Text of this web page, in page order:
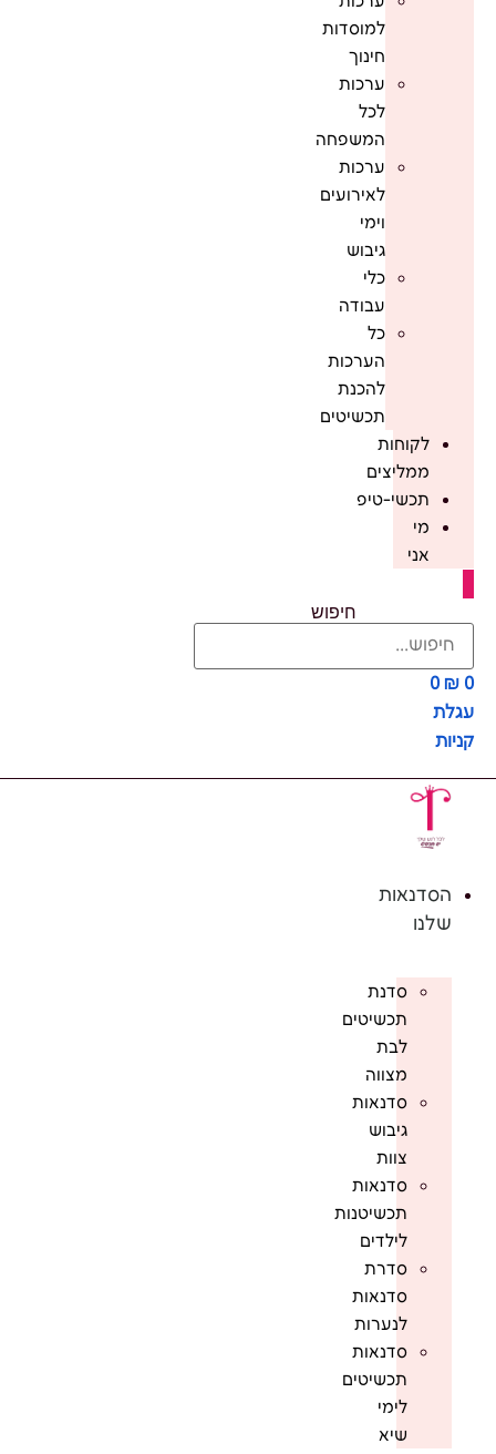
למוסדות
חינוך
ערכות
לכל
המשפחה
ערכות
לאירועים
וימי
גיבוש
כלי
עבודה
כל
הערכות
להכנת
תכשיטים
לקוחות
ממליצים
תכשי-טיפ
מי
אני
חיפוש
₪ 0
0
עגלת
קניות
הסדנאות
שלנו
סדנת
תכשיטים
לבת
מצווה
סדנאות
גיבוש
צוות
סדנאות
תכשיטנות
לילדים
סדרת
סדנאות
לנערות
סדנאות
תכשיטים
לימי
שיא